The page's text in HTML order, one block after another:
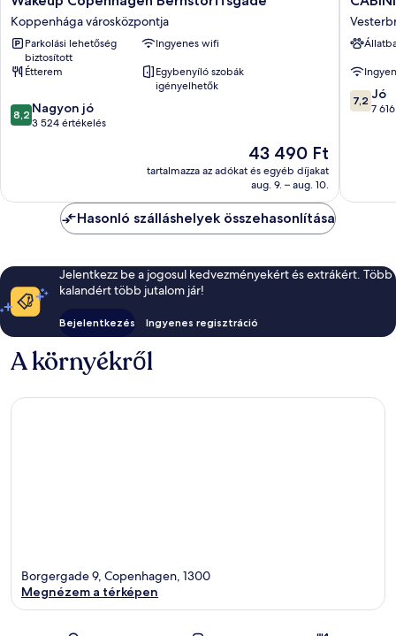
Copenhagen
Bernstorffsgade
Koppenhága
városközpontja
Koppenhága városközpontja
Parkolási lehetőség
biztosított
Ingyenes wifi
Étterem
Egybenyíló szobák
igényelhetők
8.2
ennyiből:
értékelés
8,2 Nagyon jó
3 524 értékelés
Az
ár
43 490 Ft
43 490 Ft
tartalmazza az adókat és egyéb díjakat
aug. 9. – aug. 10.
7.2
7,2 Jó
7
Hasonló szálláshelyek összehasonlítása
Jelentkezz be a jogosul kedvezményekért és extrákért. Több
kalandért több jutalom jár!
Bejelentkezés Ingyenes regisztráció
A környékről
Borgergade 9, Copenhagen, 1300
Megnézem a térképen